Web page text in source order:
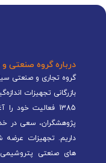
درباره گروه صنعتی
گروه تجاری و صنعتی
بازرگانی تجهیزات
1385 فعالیت
پژوهشگران، سعی در
داریم. تجهیزات عرضه
های صنعتی